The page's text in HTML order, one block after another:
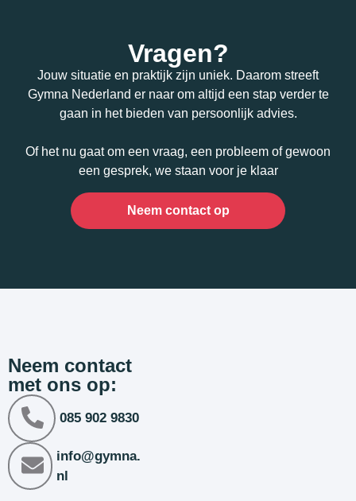
Vragen?
Jouw situatie en praktijk zijn uniek. Daarom streeft
Gymna Nederland er naar om altijd een stap verder te
gaan in het bieden van persoonlijk advies.
Of het nu gaat om een vraag, een probleem of gewoon
een gesprek, we staan voor je klaar
Neem contact op
Neem contact
met ons op:
085 902 9830
info@gymna.
nl